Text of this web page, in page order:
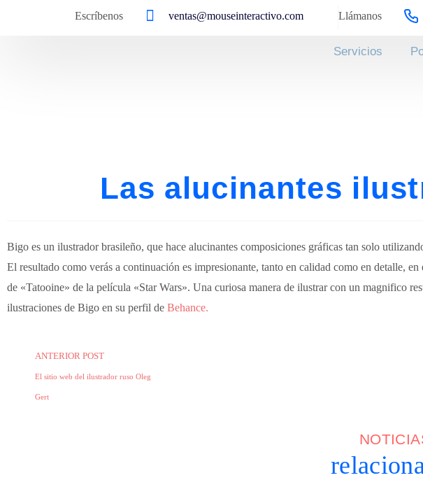
Escríbenos ventas@mouseinteractivo.com Llámanos
Servicios
Las alucinantes
Bigo es un ilustrador brasileño, que hace alucinantes composiciones gráficas tan solo
El resultado como verás a continuación es impresionante, tanto en calidad como en detalle, en
de «Tatooine» de la película «Star Wars». Una curiosa manera de ilustrar con un magnifico
ilustraciones de Bigo en su perfil de Behance.
ANTERIOR POST
El sitio web del ilustrador ruso Oleg
Gert